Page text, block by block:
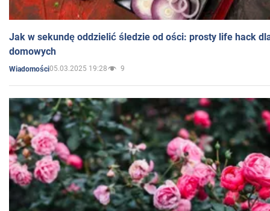
Jak w sekundę oddzielić śledzie od ości: prosty life hack
domowych
Wiadomości05.03.2025 19:28 9